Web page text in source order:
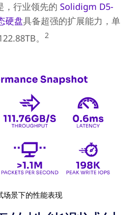
，行业领先的 Solidigm D5-
硬盘具备超强的扩展能力，单
。 2
场景下的性能表现